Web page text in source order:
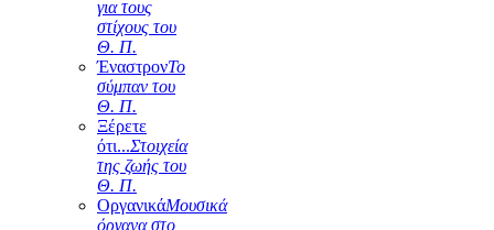
για τους
στίχους του
Θ. Π.
ΈναστρονΤο
σύμπαν του
Θ. Π.
Ξέρετε
ότι...Στοιχεία
της ζωής του
Θ. Π.
ΟργανικάΜουσικά
όργανα στο